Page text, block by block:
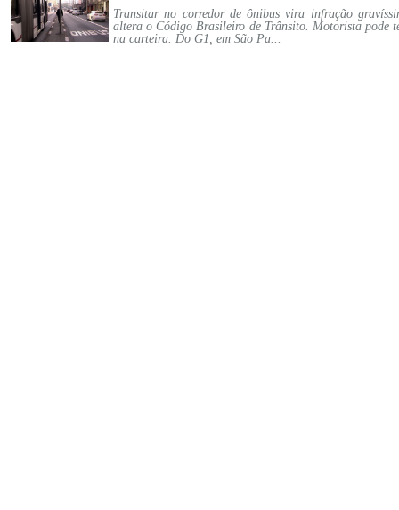
Transitar no corredor de ônibus vira infração
altera o Código Brasileiro de Trânsito. Motorista pode
na carteira. Do G1, em São Pa...